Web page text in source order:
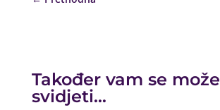
Također vam se može
svidjeti…